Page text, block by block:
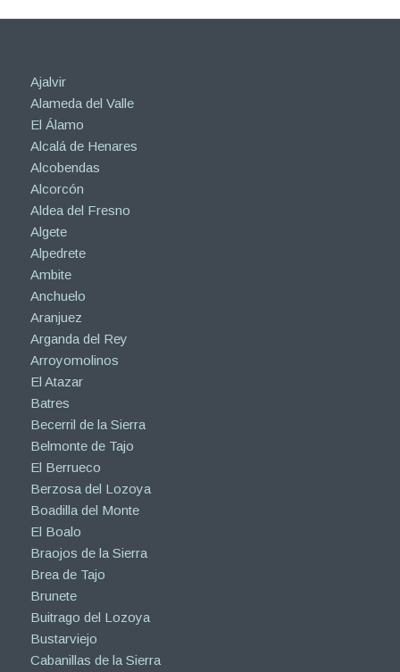
Ajalvir
Alameda del Valle
El Álamo
Alcalá de Henares
Alcobendas
Alcorcón
Aldea del Fresno
Algete
Alpedrete
Ambite
Anchuelo
Aranjuez
Arganda del Rey
Arroyomolinos
El Atazar
Batres
Becerril de la Sierra
Belmonte de Tajo
El Berrueco
Berzosa del Lozoya
Boadilla del Monte
El Boalo
Braojos de la Sierra
Brea de Tajo
Brunete
Buitrago del Lozoya
Bustarviejo
Cabanillas de la Sierra